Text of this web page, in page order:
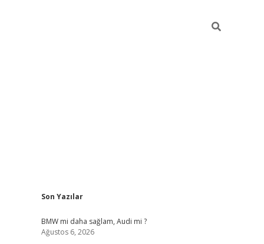
Sidebar
Son Yazılar
BMW mi daha sağlam, Audi mi ?
Ağustos 6, 2026